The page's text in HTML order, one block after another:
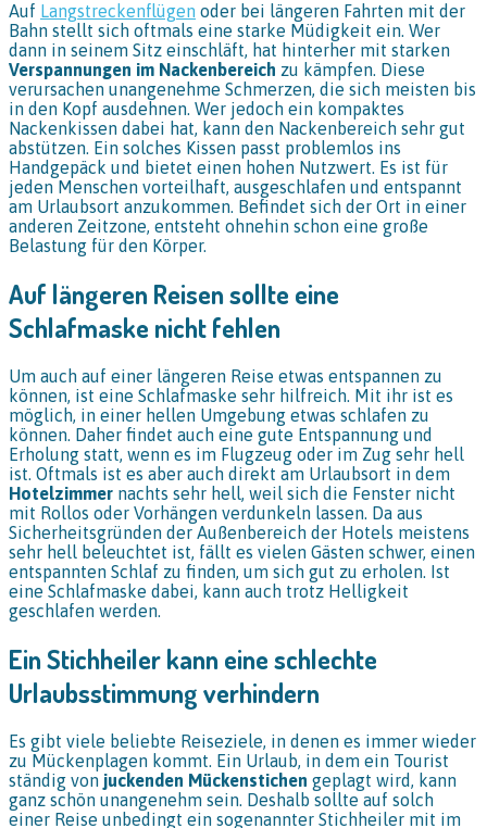
Auf Langstreckenflügen oder bei längeren Fahrten mit der
Bahn stellt sich oftmals eine starke Müdigkeit ein. Wer
dann in seinem Sitz einschläft, hat hinterher mit starken
Verspannungen im Nackenbereich zu kämpfen. Diese
verursachen unangenehme Schmerzen, die sich meisten bis
in den Kopf ausdehnen. Wer jedoch ein kompaktes
Nackenkissen dabei hat, kann den Nackenbereich sehr gut
abstützen. Ein solches Kissen passt problemlos ins
Handgepäck und bietet einen hohen Nutzwert. Es ist für
jeden Menschen vorteilhaft, ausgeschlafen und entspannt
am Urlaubsort anzukommen. Befindet sich der Ort in einer
anderen Zeitzone, entsteht ohnehin schon eine große
Belastung für den Körper.
Auf längeren Reisen sollte eine
Schlafmaske nicht fehlen
Um auch auf einer längeren Reise etwas entspannen zu
können, ist eine Schlafmaske sehr hilfreich. Mit ihr ist es
möglich, in einer hellen Umgebung etwas schlafen zu
können. Daher findet auch eine gute Entspannung und
Erholung statt, wenn es im Flugzeug oder im Zug sehr hell
ist. Oftmals ist es aber auch direkt am Urlaubsort in dem
Hotelzimmer nachts sehr hell, weil sich die Fenster nicht
mit Rollos oder Vorhängen verdunkeln lassen. Da aus
Sicherheitsgründen der Außenbereich der Hotels meistens
sehr hell beleuchtet ist, fällt es vielen Gästen schwer, einen
entspannten Schlaf zu finden, um sich gut zu erholen. Ist
eine Schlafmaske dabei, kann auch trotz Helligkeit
geschlafen werden.
Ein Stichheiler kann eine schlechte
Urlaubsstimmung verhindern
Es gibt viele beliebte Reiseziele, in denen es immer wieder
zu Mückenplagen kommt. Ein Urlaub, in dem ein Tourist
ständig von juckenden Mückenstichen geplagt wird, kann
ganz schön unangenehm sein. Deshalb sollte auf solch
einer Reise unbedingt ein sogenannter Stichheiler mit im